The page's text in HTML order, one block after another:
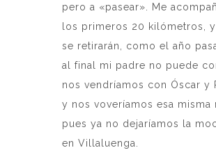
pero a «pasear». Me
los primeros 20 kilómetros,
se retirarán, como el año
al final mi padre no puede
nos vendríamos con Óscar y
y nos voveríamos esa misma
pues ya no dejaríamos la
en Villaluenga.